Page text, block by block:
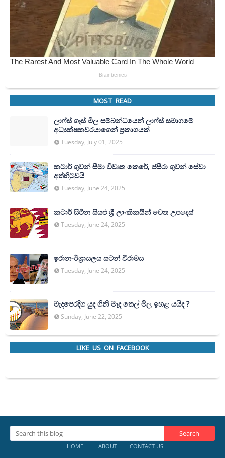
MOST READ
ලාෆ්ස් ගෑස් මිල සම්බන්ධයෙන් ලාෆ්ස් සමාගමේ
අධ්‍යක්ෂකවරයාගෙන් ප්‍රකාශයක්
Tuesday, July 01, 2025
කටාර් ගුවන් සීමා විවෘත කෙරේ, ජසීරා ගුවන් සේවා
අත්හි‍ටුවයි
Tuesday, June 24, 2025
කටාර් සිටින සියළු ශ්‍රී ලාංකිකයින් වෙත උපදෙස්
Tuesday, June 24, 2025
ඉරාන-ඊශ්‍රායලය සටන් විරාමය
Tuesday, June 24, 2025
මැදපෙරදිග යුද ගිනි මැද තෙල් මිල ඉහළ යයිද ?
Sunday, June 22, 2025
LIKE US ON FACEBOOK
HOME ABOUT CONTACT US